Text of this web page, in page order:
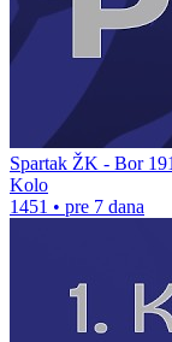
Spartak ŽK - Bor
Kolo
1451 • pre 7 dana